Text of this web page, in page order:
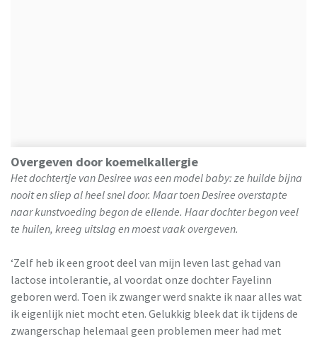
Overgeven door koemelkallergie
Het dochtertje van Desiree was een model baby: ze huilde bijna
nooit en sliep al heel snel door. Maar toen Desiree overstapte
naar kunstvoeding begon de ellende. Haar dochter begon veel
te huilen, kreeg uitslag en moest vaak overgeven.
‘Zelf heb ik een groot deel van mijn leven last gehad van
lactose intolerantie, al voordat onze dochter Fayelinn
geboren werd. Toen ik zwanger werd snakte ik naar alles wat
ik eigenlijk niet mocht eten. Gelukkig bleek dat ik tijdens de
zwangerschap helemaal geen problemen meer had met